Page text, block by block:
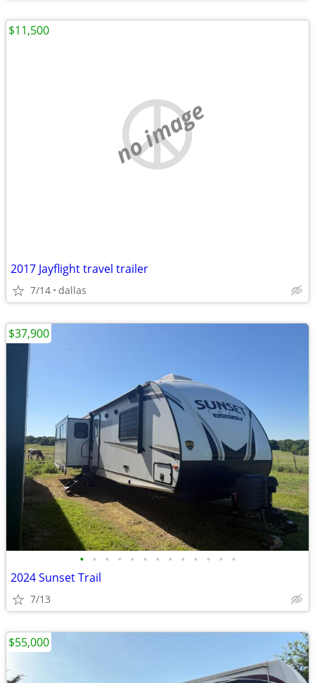
no image
2017 Jayflight travel trailer
7/14 dallas
$11,500
• • • • • • • • • • • • •
2024 Sunset Trail
7/13
$37,900
$55,000